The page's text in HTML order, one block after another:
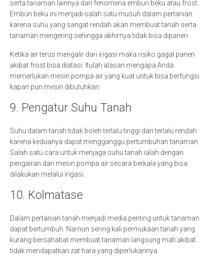
serta tanaman lainnya dari fenomena embun beku atau frost.
Embun beku ini menjadi salah satu musuh dalam pertanian
karena suhu yang sangat rendah akan membuat tanah serta
tanaman mengering sehingga akhirnya tidak bisa dipanen.
Ketika air terus mengalir dari irigasi maka risiko gagal panen
akibat frost bisa diatasi. Itulah alasan mengapa Anda
memerlukan mesin pompa air yang kuat untuk bisa berfungsi
kapan pun mesin dibutuhkan.
9. Pengatur Suhu Tanah
Suhu dalam tanah tidak boleh terlalu tinggi dan terlalu rendah
karena keduanya dapat mengganggu pertumbuhan tanaman.
Salah satu cara untuk menjaga suhu tanah ialah dengan
pengairan dari mesin pompa air secara berkala yang bisa
dilakukan melalui irigasi.
10. Kolmatase
Dalam pertanian tanah menjadi media penting untuk tanaman
dapat bertumbuh. Namun sering kali permukaan tanah yang
kurang bersahabat membuat tanaman langsung mati akibat
tidak mendapatkan zat hara yang diperlukannya.